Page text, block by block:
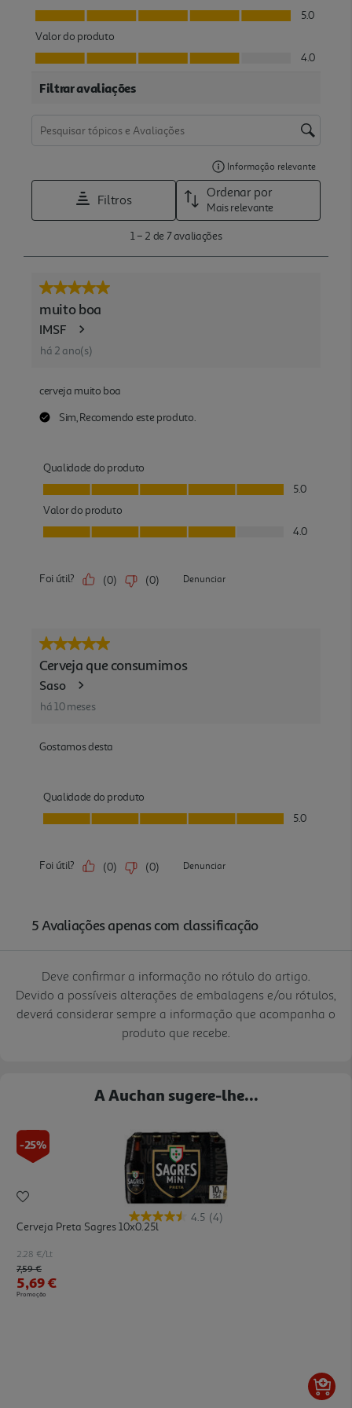
Deve confirmar a informação no rótulo do artigo.
Devido a possíveis alterações de embalagens e/ou rótulos,
deverá considerar sempre a informação que acompanha o
produto que recebe.
A Auchan sugere-lhe...
-25%
4.5 (4)
Cerveja Preta Sagres 10x0.25l
2.28 €/Lt
Price reduced from
7,59 €to
5,69 €
Promoção